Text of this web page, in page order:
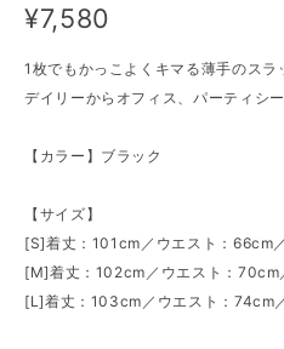
¥7,580
1枚でもかっこよくキマる薄手のスラ
デイリーからオフィス、パーティシ
【カラー】ブラック
【サイズ】
[S]着丈：101cm／ウエスト：66cm
[M]着丈：102cm／ウエスト：70cm
[L]着丈：103cm／ウエスト：74cm